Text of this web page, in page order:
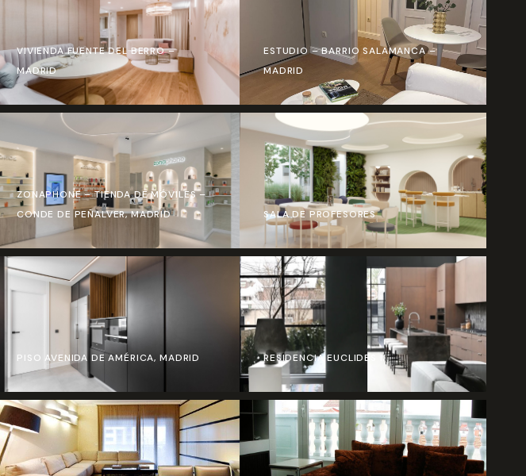
VIVIENDA FUENTE DEL BERRO –
MADRID
ESTUDIO – BARRIO SALAMANCA –
MADRID
ZONAPHONE – TIENDA DE MÓVILES –
CONDE DE PEÑALVER, MADRID
SALA DE PROFESORES
PISO AVENIDA DE AMÉRICA, MADRID RESIDENCIA EUCLIDES II